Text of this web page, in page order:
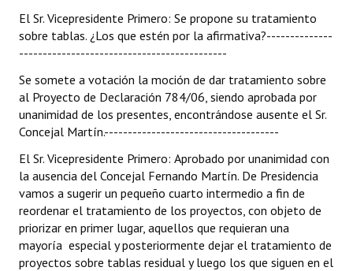
El Sr. Vicepresidente Primero: Se propone su tratamiento
sobre tablas. ¿Los que estén por la afirmativa?--------------
--------------------------------------------
Se somete a votación la moción de dar tratamiento sobre
al Proyecto de Declaración 784/06, siendo aprobada por
unanimidad de los presentes, encontrándose ausente el Sr.
Concejal Martín.-------------------------------------
El Sr. Vicepresidente Primero: Aprobado por unanimidad con
la ausencia del Concejal Fernando Martín. De Presidencia
vamos a sugerir un pequeño cuarto intermedio a fin de
reordenar el tratamiento de los proyectos, con objeto de
priorizar en primer lugar, aquellos que requieran una
mayoría especial y posteriormente dejar el tratamiento de
proyectos sobre tablas residual y luego los que siguen en el